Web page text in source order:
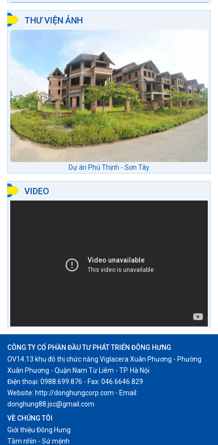
THƯ VIỆN ẢNH
Dự án Phú Thịnh - Sơn Tây
VIDEO
CÔNG TY CỔ PHẦN ĐẦU TƯ PHÁT TRIỂN ĐÔNG HƯNG
OV14.13 khu đô thị chức năng Viglacera Xuân Phương - Phường
Xuân Phương - Quận Nam Từ Liêm - TP. Hà Nội
Điện thoại: 0988.699.876 - Fax: 046.6646.829
Website: http://donghungcorp.com - Email:
donghung88.jsc@gmail.com
VỀ CHÚNG TÔI
Giới thiệu Đông Hưng
Tầm nhìn - Sứ mệnh